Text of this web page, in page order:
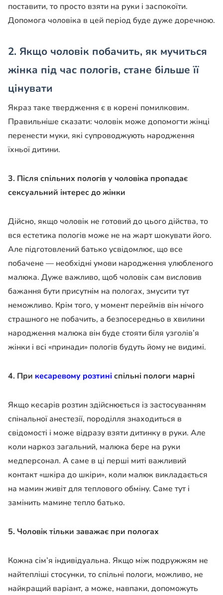
поставити, то просто взяти на руки і заспокоїти.
Допомога чоловіка в цей період буде дуже доречною.
2. Якщо чоловік побачить, як мучиться
жінка під час пологів, стане більше її
цінувати
Якраз таке твердження є в корені помилковим.
Правильніше сказати: чоловік може допомогти жінці
перенести муки, які супроводжують народження
їхньої дитини.
3. Після спільних пологів у чоловіка пропадає
сексуальний інтерес до жінки
Дійсно, якщо чоловік не готовий до цього дійства, то
вся естетика пологів може не на жарт шокувати його.
Але підготовлений батько усвідомлює, що все
побачене — необхідні умови народження улюбленого
малюка. Дуже важливо, щоб чоловік сам висловив
бажання бути присутнім на пологах, змусити тут
неможливо. Крім того, у момент переймів він нічого
страшного не побачить, а безпосередньо в хвилини
народження малюка він буде стояти біля узголів’я
жінки і всі «принади» пологів будуть йому не видимі.
4. При кесаревому розтиніспільні пологи марні
Якщо кесарів розтин здійснюється із застосуванням
спінальної анестезії, породілля знаходиться в
свідомості і може відразу взяти дитинку в руки. Але
коли наркоз загальний, малюка бере на руки
медперсонал. А саме в ці перші миті важливий
контакт «шкіра до шкіри», коли малюк викладається
на мамин живіт для теплового обміну. Саме тут і
замінить мамине тепло батько.
5. Чоловік тільки заважає при пологах
Кожна сім’я індивідуальна. Якщо між подружжям не
найтепліші стосунки, то спільні пологи, можливо, не
найкращий варіант, а може, навпаки, допоможуть